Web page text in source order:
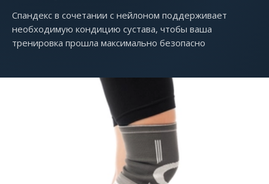
Спандекс в сочетании с нейлоном поддерживает
необходимую кондицию сустава, чтобы ваша
тренировка прошла максимально безопасно